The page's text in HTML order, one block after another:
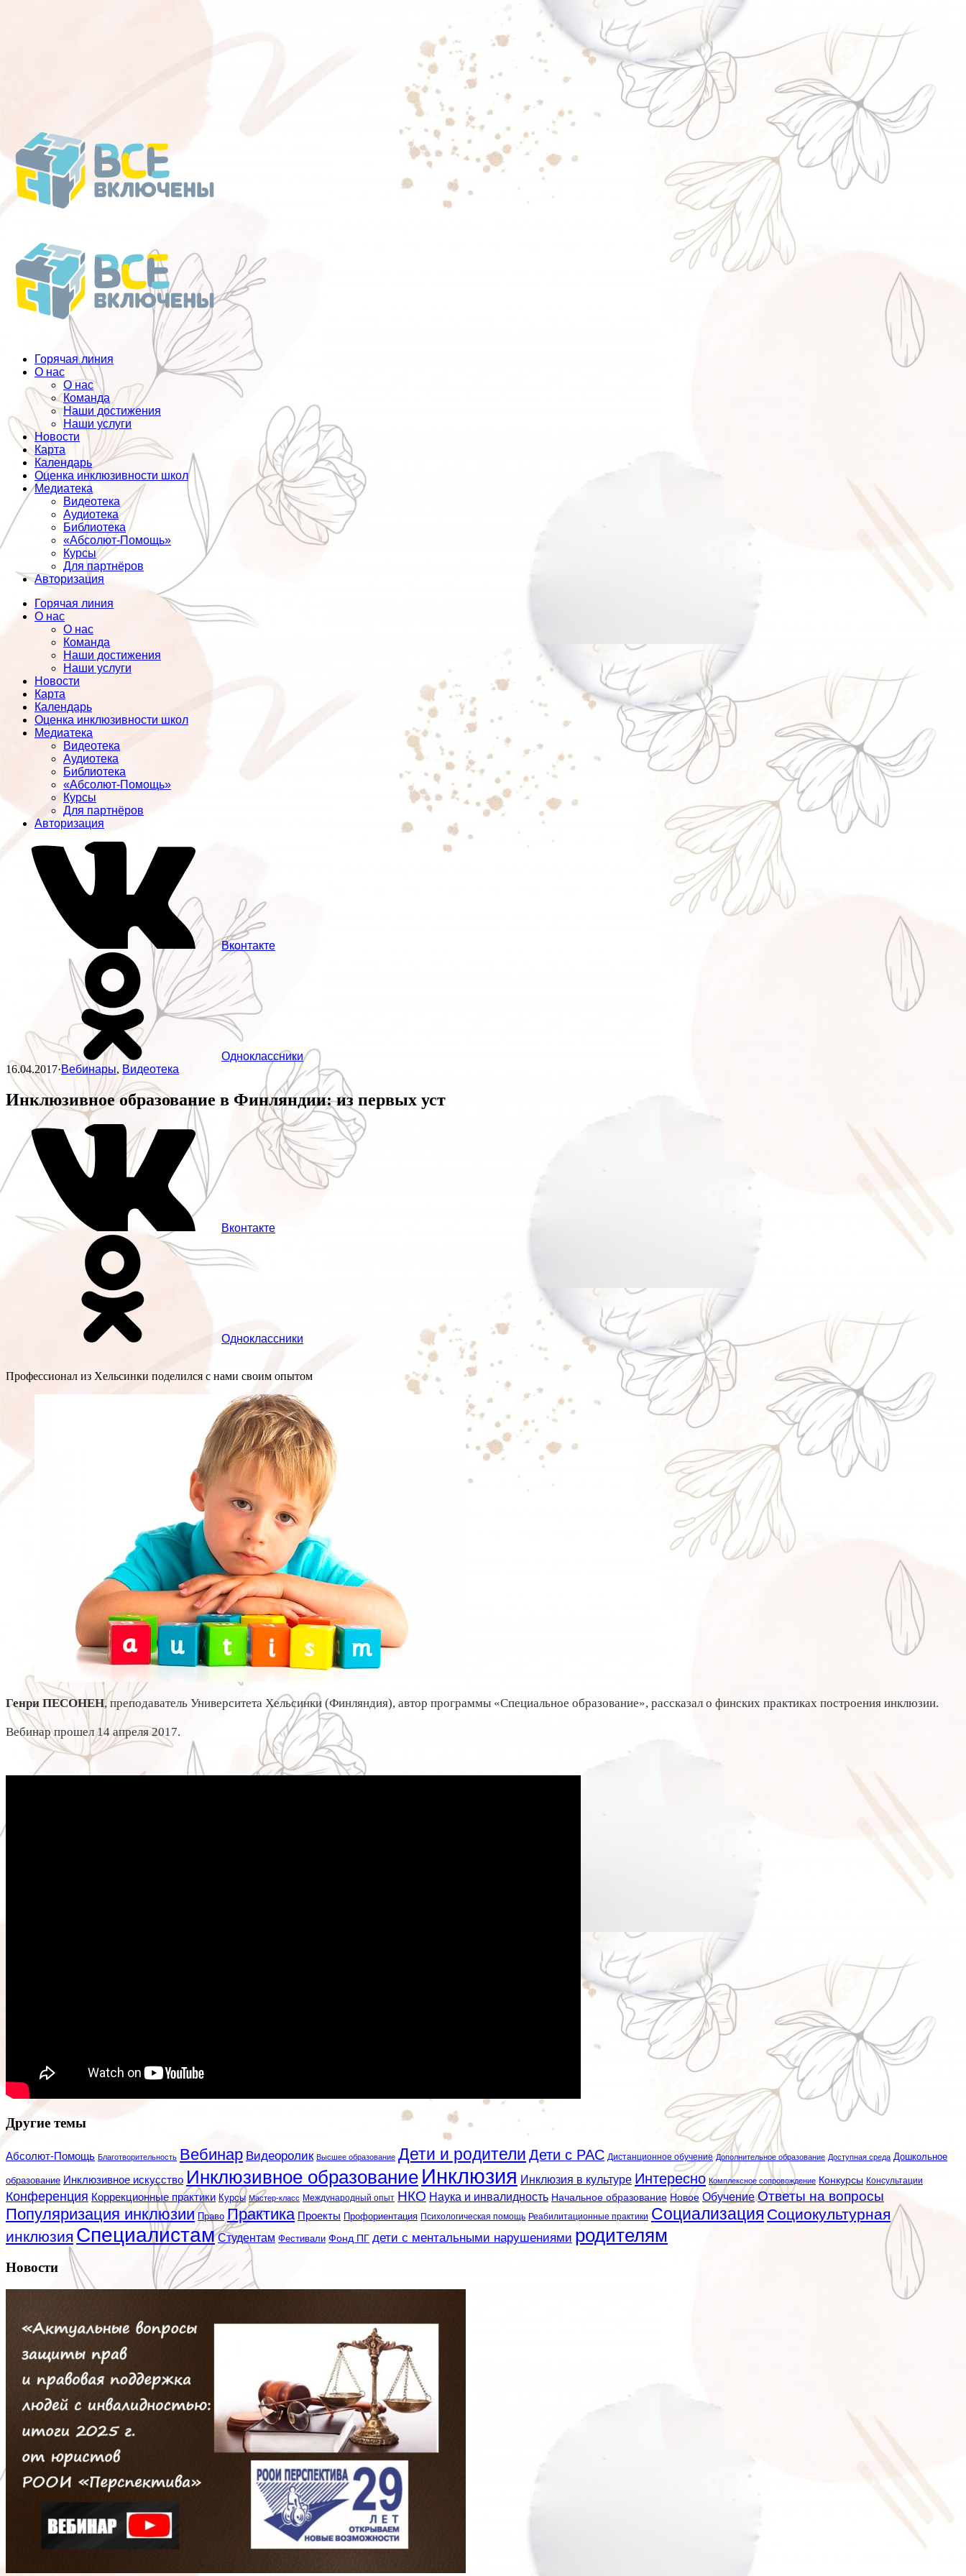
Горячая линия
О нас
О нас
Команда
Наши достижения
Наши услуги
Новости
Карта
Календарь
Оценка инклюзивности школ
Медиатека
Видеотека
Аудиотека
Библиотека
«Абсолют-Помощь»
Курсы
Для партнёров
Авторизация
Горячая линия
О нас
О нас
Команда
Наши достижения
Наши услуги
Новости
Карта
Календарь
Оценка инклюзивности школ
Медиатека
Видеотека
Аудиотека
Библиотека
«Абсолют-Помощь»
Курсы
Для партнёров
Авторизация
Вконтакте
Одноклассники
16.04.2017·Вебинары, Видеотека
Инклюзивное образование в Финляндии: из первых уст
Вконтакте
Одноклассники
Профессионал из Хельсинки поделился с нами своим опытом
Генри ПЕСОНЕН, преподаватель Университета Хельсинки (Финляндия), автор программы «Специальное образование», рассказал о финских практиках построения инклюзии.
Вебинар прошел 14 апреля 2017.
Другие темы
Абсолют-Помощь Благотворительность Вебинар Видеоролик Высшее образование Дети и родители Дети с РАС Дистанционное обучение Дополнительное образование Доступная среда Дошкольное
образование Инклюзивное искусство Инклюзивное образование Инклюзия Инклюзия в культуре Интересно Комплексное сопровождение Конкурсы Консультации
Конференция Коррекционные практики Курсы Мастер-класс Международный опыт НКО Наука и инвалидность Начальное образование Новое Обучение Ответы на вопросы
Популяризация инклюзии Право Практика Проекты Профориентация Психологическая помощь Реабилитационные практики Социализация Социокультурная
инклюзия Специалистам Студентам Фестивали Фонд ПГ дети с ментальными нарушениями родителям
Новости